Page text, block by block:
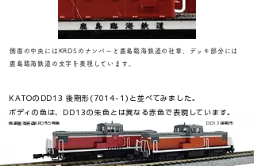
側面の中央にはKRD5のナンバーと 鹿島臨海鉄道の社章、デッキ部分には
鹿島臨海鉄道の文字を表現しています。
KATOのDD13 後期形(7014-1)と並べてみました。
ボディの色は、DD13の朱色とは異なる赤色で表現しています。
​（写真のKRD5は前回生産品です）
鹿島臨海鉄道KRD形5号機 DD13 後期形